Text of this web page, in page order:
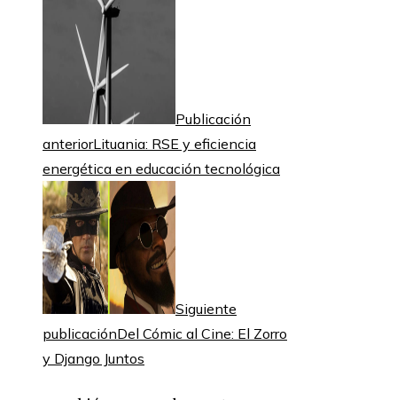
Publicación
anteriorLituania: RSE y eficiencia
energética en educación tecnológica
Siguiente
publicaciónDel Cómic al Cine: El Zorro
y Django Juntos